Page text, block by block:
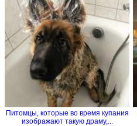
Питомцы, которые во время купания
изображают такую драму,...